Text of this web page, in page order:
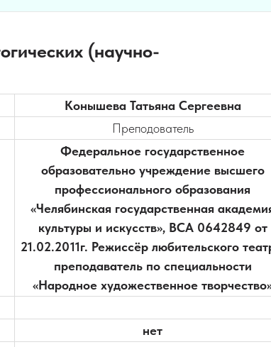
(научно-
Конышева Татьяна Сергеевна
Преподователь
Федеральное государственное
образовательно учреждение высшего
профессионального образования
«Челябинская государственная
культуры и искусств», ВСА 0642849 от
21.02.2011г. Режиссёр любительского
преподаватель по специальности
«Народное художественное
нет